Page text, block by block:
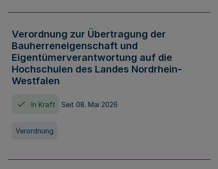
Verordnung zur Übertragung der
Bauherreneigenschaft und
Eigentümerverantwortung auf die
Hochschulen des Landes Nordrhein-
Westfalen
In Kraft Seit 08. Mai 2026
Verordnung